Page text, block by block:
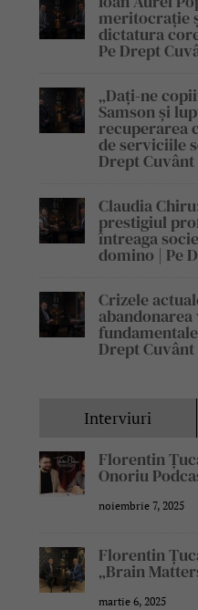
meritocrație
dictatura
Pe Drept
„Dați-ne
Samson și
recuperarea
de serviciile
Drept Cuvânt
Claudia
prestigiul
întreaga
domino | Pe
Crizele
Drept Cuvânt
Interviuri
Florentin
Onoriu
noiembrie 7, 2025
Florentin
„Brain
martie 6, 2025